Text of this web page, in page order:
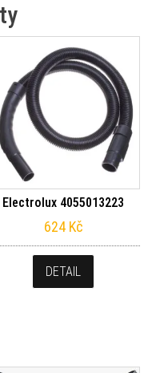
Electrolux 4055013223
624 Kč
DETAIL